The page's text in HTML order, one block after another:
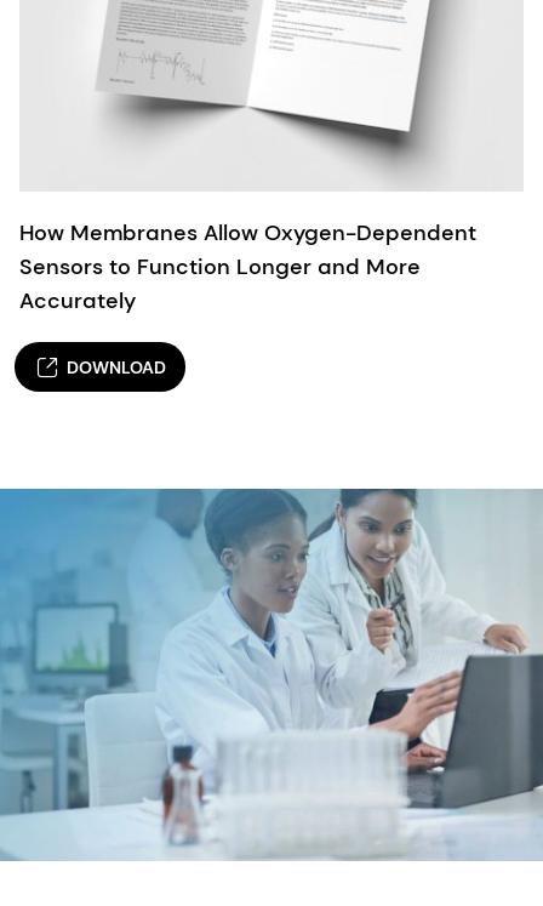
How Membranes Allow Oxygen-Dependent
Sensors to Function Longer and More
Accurately
DOWNLOAD